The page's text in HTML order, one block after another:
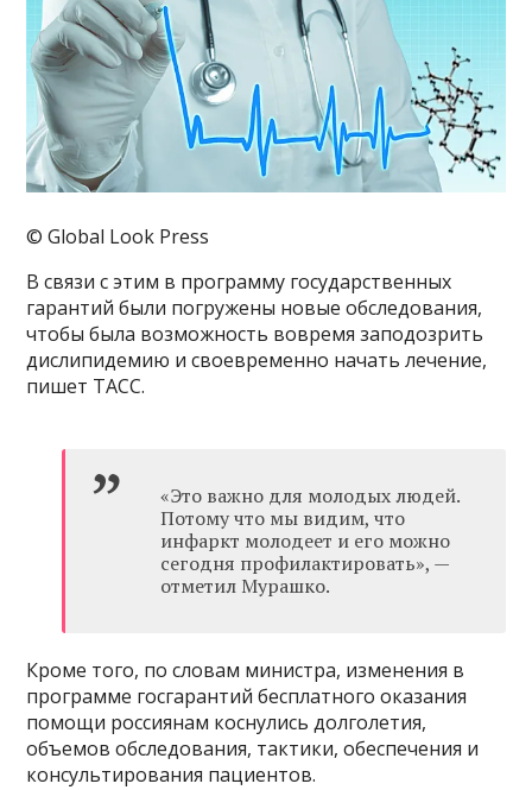
© Global Look Press
В связи с этим в программу государственных
гарантий были погружены новые обследования,
чтобы была возможность вовремя заподозрить
дислипидемию и своевременно начать лечение,
пишет ТАСС.
«Это важно для молодых людей.
Потому что мы видим, что
инфаркт молодеет и его можно
сегодня профилактировать», —
отметил Мурашко.
Кроме того, по словам министра, изменения в
программе госгарантий бесплатного оказания
помощи россиянам коснулись долголетия,
объемов обследования, тактики, обеспечения и
консультирования пациентов.